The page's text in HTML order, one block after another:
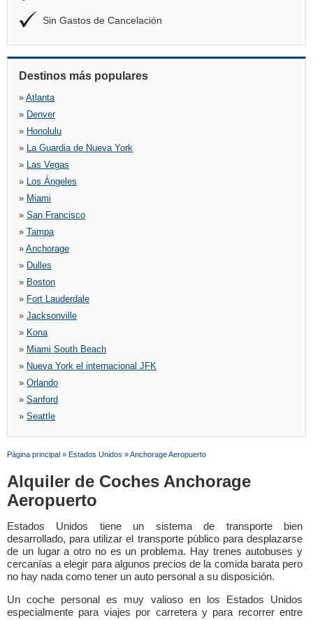
Sin Gastos de Cancelación
Destinos más populares
» Atlanta
» Denver
» Honolulu
» La Guardia de Nueva York
» Las Vegas
» Los Ángeles
» Miami
» San Francisco
» Tampa
» Anchorage
» Dulles
» Boston
» Fort Lauderdale
» Jacksonville
» Kona
» Miami South Beach
» Nueva York el internacional JFK
» Orlando
» Sanford
» Seattle
Página principal » Estados Unidos »Anchorage Aeropuerto
Alquiler de Coches Anchorage
Aeropuerto
Estados Unidos tiene un sistema de transporte bien
desarrollado, para utilizar el transporte público para desplazarse
de un lugar a otro no es un problema. Hay trenes autobuses y
cercanías a elegir para algunos precios de la comida barata pero
no hay nada como tener un auto personal a su disposición.
Un coche personal es muy valioso en los Estados Unidos
especialmente para viajes por carretera y para recorrer entre